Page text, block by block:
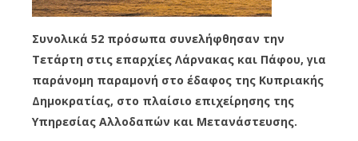
Συνολικά 52 πρόσωπα συνελήφθησαν την
Τετάρτη στις επαρχίες Λάρνακας και Πάφου, για
παράνομη παραμονή στο έδαφος της Κυπριακής
Δημοκρατίας, στο πλαίσιο επιχείρησης της
Υπηρεσίας Αλλοδαπών και Μετανάστευσης.